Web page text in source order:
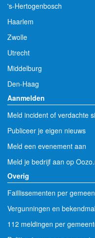
's-Hertogenbosch
Haarlem
Zwolle
Utrecht
Middelburg
Den-Haag
Aanmelden
Meld incident of verdachte
Publiceer je eigen nieuws
Meld een evenement aan
Meld je bedrijf aan op
Overig
Faillissementen per
Vergunningen en
112 meldingen per